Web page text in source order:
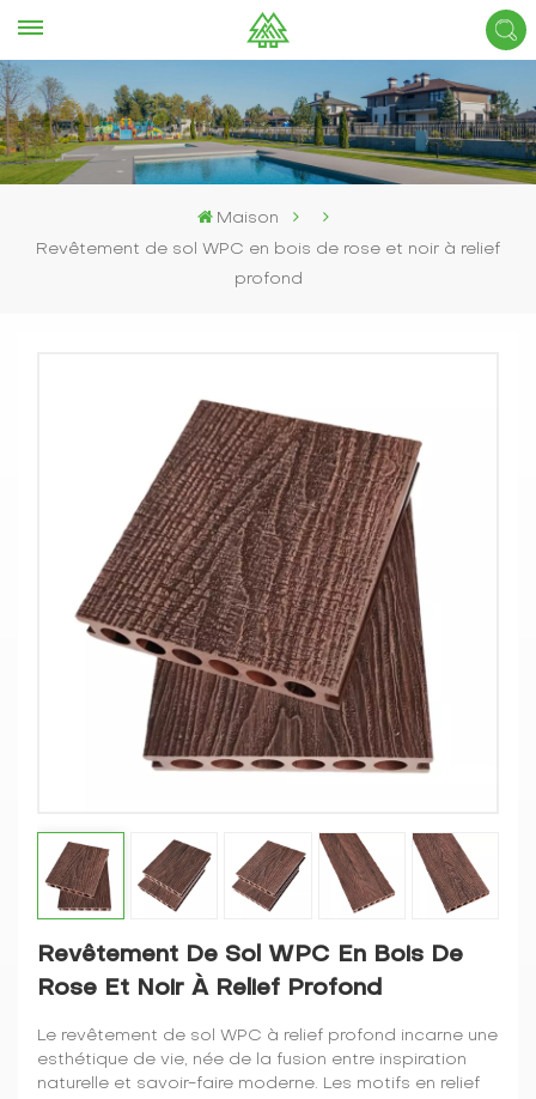
Maison
Revêtement de sol WPC en bois de rose et noir à relief
profond
Revêtement De Sol WPC En Bois De
Rose Et Noir À Relief Profond
Le revêtement de sol WPC à relief profond incarne une
esthétique de vie, née de la fusion entre inspiration
naturelle et savoir-faire moderne. Les motifs en relief